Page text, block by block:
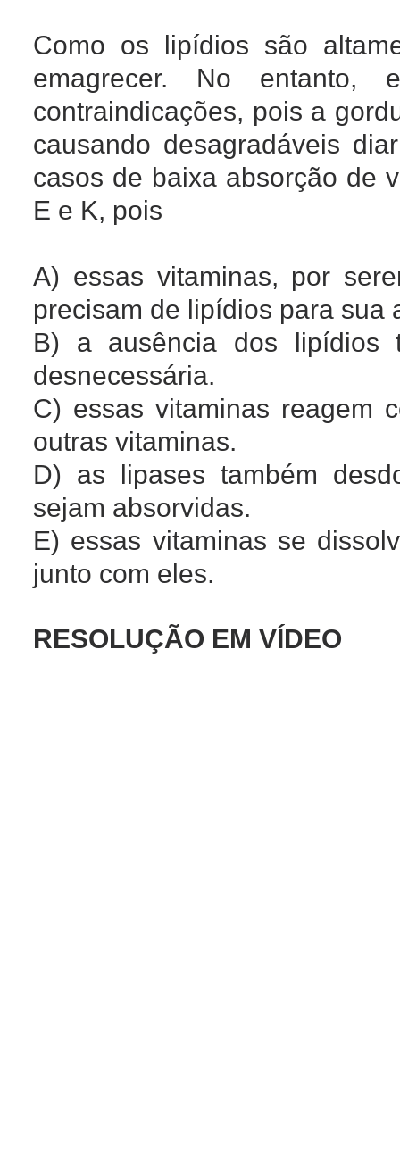
Como os lipídios são
emagrecer. No entanto,
contraindicações, pois a
causando desagradáveis
casos de baixa absorção de
E e K, pois
A) essas vitaminas, por
precisam de lipídios para sua
B) a ausência dos lipídios
desnecessária.
C) essas vitaminas reagem
outras vitaminas.
D) as lipases também
sejam absorvidas.
E) essas vitaminas se
junto com eles.
RESOLUÇÃO EM VÍDEO